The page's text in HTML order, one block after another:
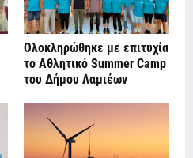
Ολοκληρώθηκε με επιτυχία
το Αθλητικό Summer Camp
του Δήμου Λαμιέων